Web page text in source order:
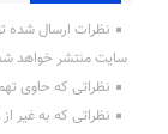
نظرات ارسال شده
سایت منتشر خواهد
نظراتی که حاوی
نظراتی که به غیر